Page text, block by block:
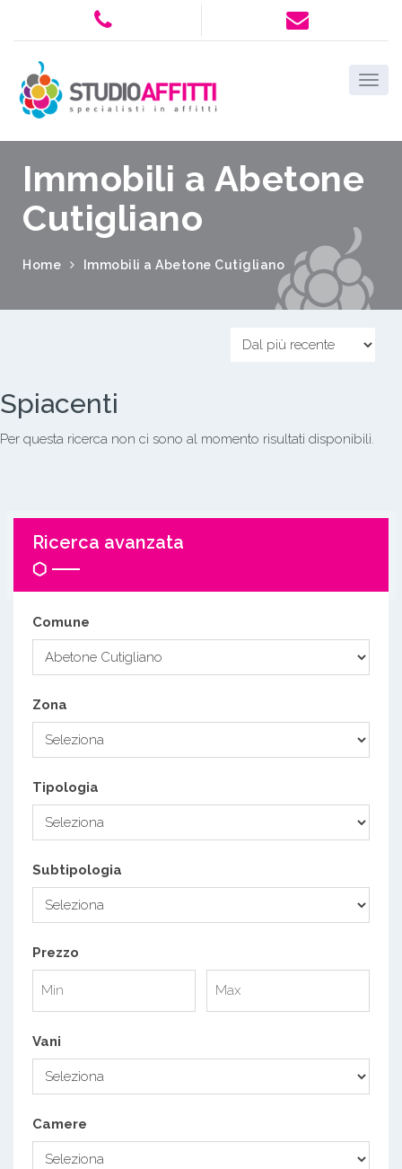
Immobili a Abetone
Cutigliano
Home Immobili a Abetone Cutigliano
Spiacenti
Per questa ricerca non ci sono al momento risultati disponibili.
Ricerca avanzata
Comune
Zona
Tipologia
Subtipologia
Prezzo
Vani
Camere